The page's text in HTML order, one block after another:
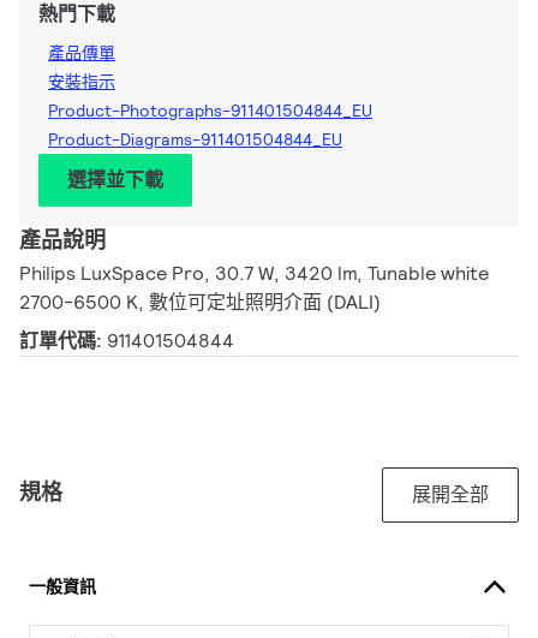
熱門下載
產品傳單
安裝指示
Product-Photographs-911401504844_EU
Product-Diagrams-911401504844_EU
選擇並下載
產品說明
Philips LuxSpace Pro, 30.7 W, 3420 lm, Tunable white
2700-6500 K, 數位可定址照明介面 (DALI)
訂單代碼: 911401504844
規格 展開全部
一般資訊